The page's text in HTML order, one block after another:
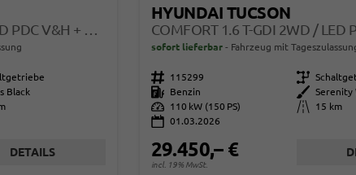
Black
DETAILS
HYUNDAI TUCSON
sofort lieferbar Fahrzeug mit
Fahrzeugnr. 115299 Getriebe
Kraftstoff
Benzin Außenfarbe
Serenity
Leistung
110 kW (150 PS) Kilometerstand
15 km
01.03.2026
29.450,– €
incl. 19% MwSt.